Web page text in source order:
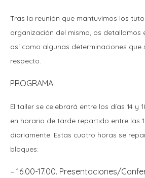
Tras la reunión que mantuvimos los
organización del mismo, os detallamos
así como algunas determinaciones que
respecto.
PROGRAMA:
El taller se celebrará entre los días 14 y
en horario de tarde repartido entre las
diariamente. Estas cuatro horas se
bloques:
– 16.00-17.00. Presentaciones/